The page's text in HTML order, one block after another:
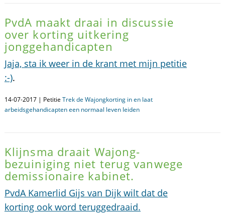
PvdA maakt draai in discussie
over korting uitkering
jonggehandicapten
Jaja, sta ik weer in de krant met mijn petitie
:-).
14-07-2017 | Petitie Trek de Wajongkorting in en laat
arbeidsgehandicapten een normaal leven leiden
Klijnsma draait Wajong-
bezuiniging niet terug vanwege
demissionaire kabinet.
PvdA Kamerlid Gijs van Dijk wilt dat de
korting ook word teruggedraaid.